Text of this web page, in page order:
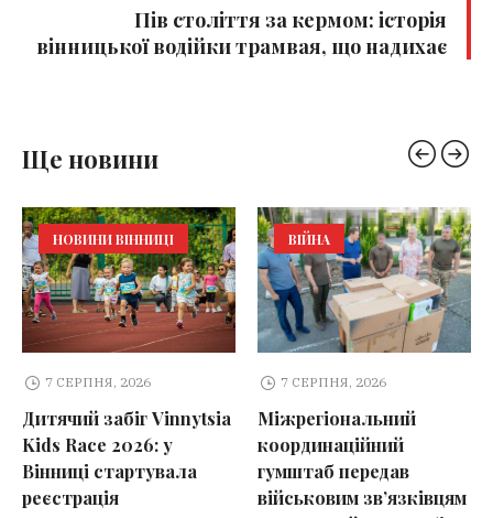
Пів століття за кермом: історія
вінницької водійки трамвая, що надихає
Ще новини
НОВИНИ ВІННИЦІ
7 СЕРПНЯ, 2026
Дитячий забіг Vinnytsia
Kids Race 2026: у
Вінниці стартувала
реєстрація
ВІЙНА
7 СЕРПНЯ, 2026
Міжрегіональний
координаційний
гумштаб передав
військовим зв’язківцям